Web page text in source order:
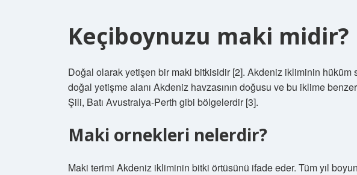
Keçiboynuzu maki midir?
Doğal olarak yetişen bir maki bitkisidir [2]. Akdeniz ikliminin hüküm
doğal yetişme alanı Akdeniz havzasının doğusu ve bu iklime
Şili, Batı Avustralya-Perth gibi bölgelerdir [3].
Maki ornekleri nelerdir?
Maki terimi Akdeniz ikliminin bitki örtüsünü ifade eder. Tüm yıl